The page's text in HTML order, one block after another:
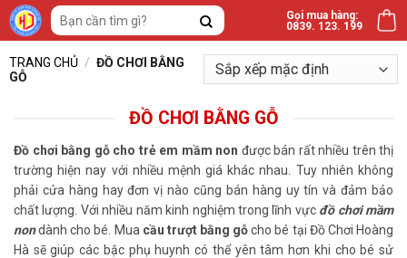
Bỏ
qua
dung
Tìm
kiếm:
Gọi mua hàng:
0839. 123. 199
TRANG CHỦ / ĐỒ CHƠI BẰNG
GỖ
ĐỒ CHƠI BẰNG GỖ
Đồ chơi bằng gỗ cho trẻ em mầm non được bán rất nhiều trên thị
trường hiện nay với nhiều mệnh giá khác nhau. Tuy nhiên không
phải cửa hàng hay đơn vị nào cũng bán hàng uy tín và đảm bảo
chất lượng. Với nhiều năm kinh nghiệm trong lĩnh vực đồ chơi mầm
nondành cho bé. Mua cầu trượt bằng gỗcho bé tại Đồ Chơi Hoàng
Hà sẽ giúp các bậc phụ huynh có thể yên tâm hơn khi cho bé sử